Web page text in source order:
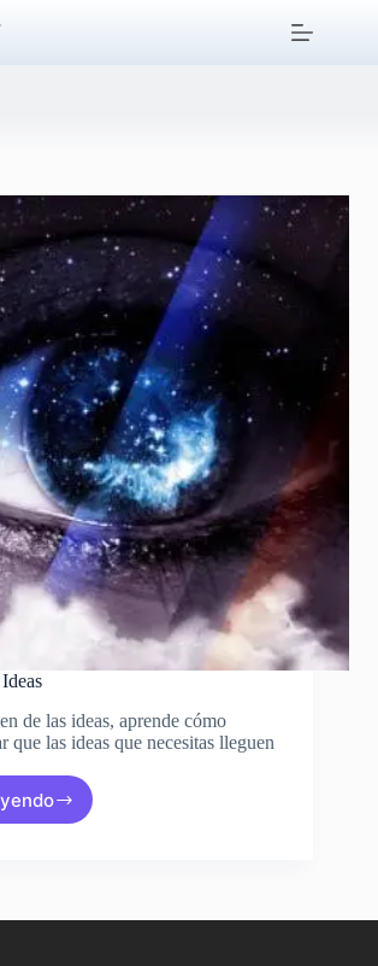
de las ideas, aprende cómo
que las ideas que necesitas lleguen